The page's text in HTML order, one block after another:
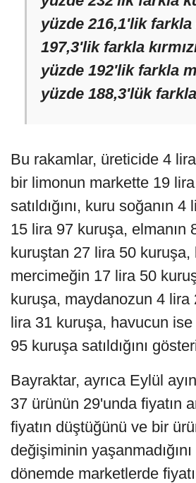
yüzde 216,1'lik
197,3'lik farkla
yüzde 192'lik farkla
yüzde 188,3'lük
Bu rakamlar, üreticide 4
bir limonun markette 19
satıldığını, kuru soğanın
15 lira 97 kuruşa, elmanın
kuruştan 27 lira 50 kuruşa,
mercimeğin 17 lira 50
kuruşa, maydanozun 4 lira
lira 31 kuruşa, havucun
95 kuruşa satıldığını
Bayraktar, ayrıca Eylül
37 ürünün 29'unda fiyatın
fiyatın düştüğünü ve bir
değişiminin
dönemde marketlerde